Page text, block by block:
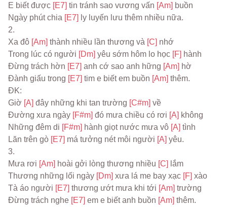
E biết được [E7] tin tránh sao vương vấn [Am] buồn
Ngày phút chia [E7] ly luyến lưu thêm nhiều nữa.
2.
Xa đô [Am] thành nhiều lần thương và [C] nhớ
Trong lúc có người [Dm] yêu sớm hôm lo học [F] hành
Đừng trách hờn [E7] anh cớ sao anh hững [Am] hờ
Đành giấu trong [E7] tim e biết em buồn [Am] thêm.
ĐK:
Giờ [A] đây những khi tan trường [C#m] về
Đường xưa ngày [F#m] đó mưa chiều có rơi [A] không
Những đêm di [F#m] hành giọt nước mưa vô [A] tình
Lăn trên gò [E7] má tưởng nét môi người [A] yêu.
3.
Mưa rơi [Am] hoài gởi lòng thương nhiều [C] lắm
Thương những lối ngày [Dm] xưa lá me bay xạc [F] xào
Tà áo người [E7] thương ướt mưa khi tới [Am] trường
Đừng trách nghe [E7] em e biết anh buồn [Am] thêm.